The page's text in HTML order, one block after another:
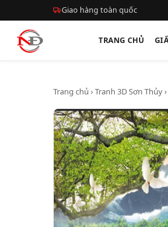
Giao hàng toàn quốc
TRANG CHỦ
Trang chủ ›Tranh 3D Sơn Thủy›